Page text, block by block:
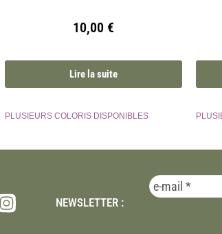
10,00 €
Lire la suite
PLUSIEURS COLORIS DISPONIBLES
NEWSLETTER :